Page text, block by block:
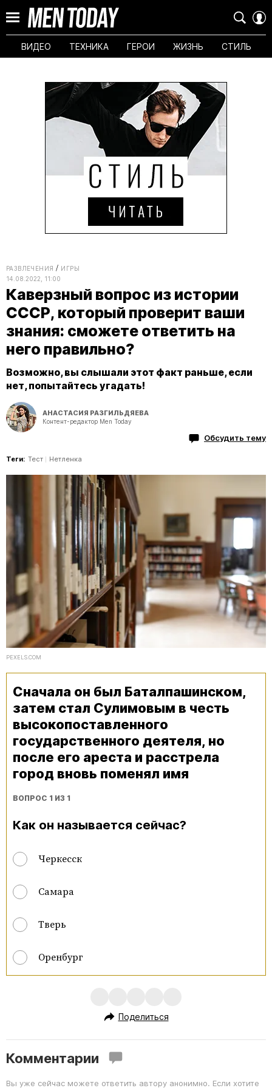
ВИДЕО ТЕХНИКА ГЕРОИ ЖИЗНЬ СТИЛЬ
РАЗВЛЕЧЕНИЯ
ИГРЫ
14.08.2022, 11:00
Каверзный вопрос из истории
СССР, который проверит ваши
знания: сможете ответить на
него правильно?
Возможно, вы слышали этот факт раньше, если
нет, попытайтесь угадать!
АНАСТАСИЯ РАЗГИЛЬДЯЕВА
Контент-редактор Men Today
Обсудить тему
Теги: Тест Нетленка
PEXELS.COM
Сначала он был Баталпашинском,
затем стал Сулимовым в честь
высокопоставленного
государственного деятеля, но
после его ареста и расстрела
город вновь поменял имя
ВОПРОС 1 ИЗ 1
Как он называется сейчас?
Черкесск
Самара
Тверь
Оренбург
Поделиться
Комментарии
Вы уже сейчас можете ответить автору анонимно. Если хотите